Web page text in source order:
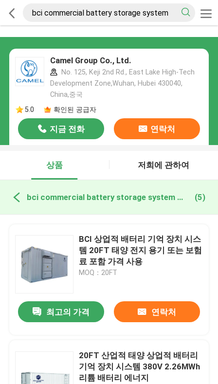
Camel Group Co., Ltd.
No. 125, Keji 2nd Rd., East Lake High-Tech
Development Zone,Wuhan, Hubei 430040,
China,중국
5.0
확인된 공급자
지금 전화 연락처
상품 저희에 관하여
bci commercial battery storage system 온라인 제조 (5)
BCI 상업적 배터리 기억 장치 시스
템 20FT 태양 전지 용기 또는 보험
료 포함 가격 사용
MOQ：20FT
최고의 가격 연락처
20FT 산업적 태양 상업적 배터리
기억 장치 시스템 380V 2.26MWh
리튬 배터리 에너지